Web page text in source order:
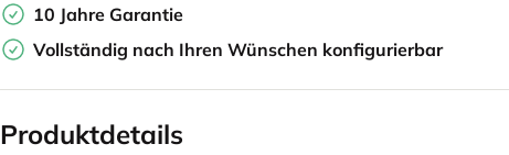
10 Jahre Garantie
Vollständig nach Ihren Wünschen konfigurierbar
Produktdetails